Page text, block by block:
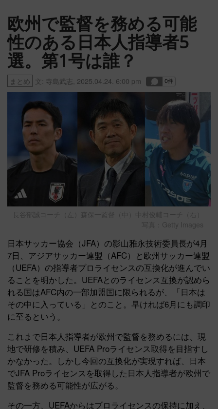
欧州で監督を務める可能
性のある日本人指導者5
選。第1号は誰？
まとめ 文: 寺島武志 2025.04.24. 6:00 pm
長谷部誠コーチ（左）森保一監督（中）中村俊輔コーチ（右）
写真：Getty Images
日本サッカー協会（JFA）の影山雅永技術委員長が4月
7日、アジアサッカー連盟（AFC）と欧州サッカー連盟
（UEFA）の指導者プロライセンスの互換化が進んでい
ることを明かした。UEFAとのライセンス互換が認めら
れる国はAFC内の一部加盟国に限られるが、「日本は
その中に入っている」とのこと。早ければ6月にも調印
に至るという。
これまで日本人指導者が欧州で監督を務めるには、現
地で研修を積み、UEFA Proライセンス取得を目指すし
かなかった。しかし今回の互換化が実現すれば、日本
でJFA Proライセンスを取得した日本人指導者が欧州で
監督を務める可能性が広がる。
その一方、UEFAからはプロライセンスの保持に加え、